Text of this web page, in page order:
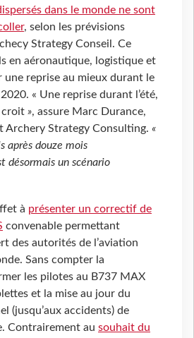
dans le monde ne sont
, selon les prévisions
Strategy Conseil. Ce
en aéronautique, logistique et
une reprise au mieux durant le
« Une reprise durant l’été,
croit », assure Marc Durance,
Archery Strategy Consulting. «
après douze mois
désormais un scénario
à présenter un correctif de
convenable permettant
des autorités de l’aviation
Sans compter la
les pilotes au B737 MAX
et la mise au jour du
(jusqu’aux accidents) de
Contrairement au souhait du